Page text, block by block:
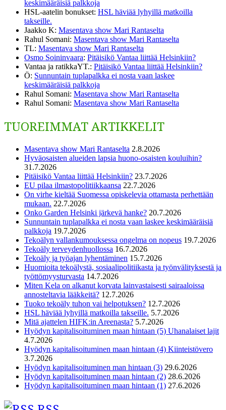
keskimääräisiä palkkoja
HSL-aatelin bonukset: HSL häviää lyhyillä matkoilla
takseille.
Jaakko K: Masentava show Mari Rantaselta
Rahul Somani: Masentava show Mari Rantaselta
TL: Masentava show Mari Rantaselta
Osmo Soininvaara: Pitäisikö Vantaa liittää Helsinkiin?
Vantaa ja ratikkaYT.: Pitäisikö Vantaa liittää Helsinkiin?
Ö: Sunnuntain tuplapalkka ei nosta vaan laskee
keskimääräisiä palkkoja
Rahul Somani: Masentava show Mari Rantaselta
Rahul Somani: Masentava show Mari Rantaselta
TUOREIMMAT ARTIKKELIT
Masentava show Mari Rantaselta 2.8.2026
Hyväosaisten alueiden lapsia huono-osaisten kouluihin?
31.7.2026
Pitäisikö Vantaa liittää Helsinkiin? 23.7.2026
EU pilaa ilmastopolitiikkaansa 22.7.2026
On virhe kieltää Suomessa opiskelevia ottamasta perhettään
mukaan. 22.7.2026
Onko Garden Helsinki järkevä hanke? 20.7.2026
Sunnuntain tuplapalkka ei nosta vaan laskee keskimääräisiä
palkkoja 19.7.2026
Tekoälyn vallankumouksessa ongelma on nopeus 19.7.2026
Tekoäly terveydenhuollossa 16.7.2026
Tekoäly ja työajan lyhentäminen 15.7.2026
Huomioita tekoälystä, sosiaalipolitiikasta ja työnvälityksestä ja
työttömyysturvasta 14.7.2026
Miten Kela on alkanut korvata lainvastaisesti sairaaloissa
annosteltavia lääkkeitä? 12.7.2026
Tuoko tekoäly tuhon vai helpotuksen? 12.7.2026
HSL häviää lyhyillä matkoilla takseille. 5.7.2026
Mitä ajattelen HIFK:in Areenasta? 5.7.2026
Hyödyn kapitalisoituminen maan hintaan (5) Uhanalaiset lajit
4.7.2026
Hyödyn kapitalisoituminen maan hintaan (4) Kiinteistövero
3.7.2026
Hyödyn kapitalisoituminen man hintaan (3) 29.6.2026
Hyödyn kapitalisoituminen maan hintaan (2) 28.6.2026
Hyödyn kapitalisoituminen maan hintaan (1) 27.6.2026